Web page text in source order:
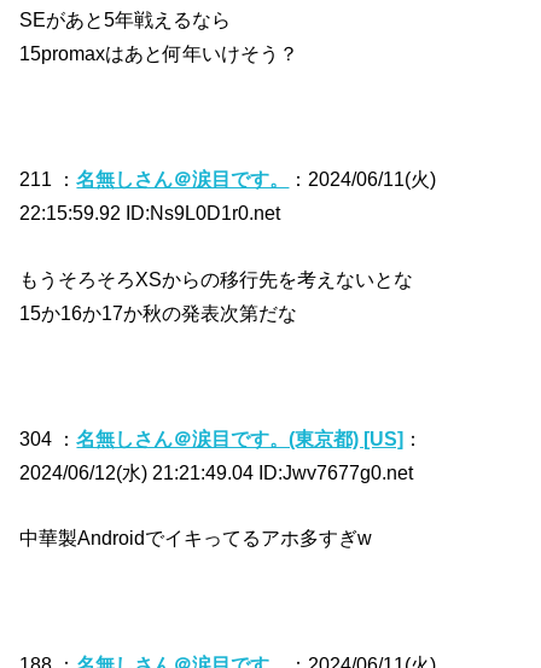
SEがあと5年戦えるなら
15promaxはあと何年いけそう？
211 ：名無しさん＠涙目です。
：2024/06/11(火)
22:15:59.92 ID:Ns9L0D1r0.net
もうそろそろXSからの移行先を考えないとな
15か16か17か秋の発表次第だな
304 ：名無しさん＠涙目です。(東京都) [US] ：
2024/06/12(水) 21:21:49.04 ID:Jwv7677g0.net
中華製Androidでイキってるアホ多すぎw